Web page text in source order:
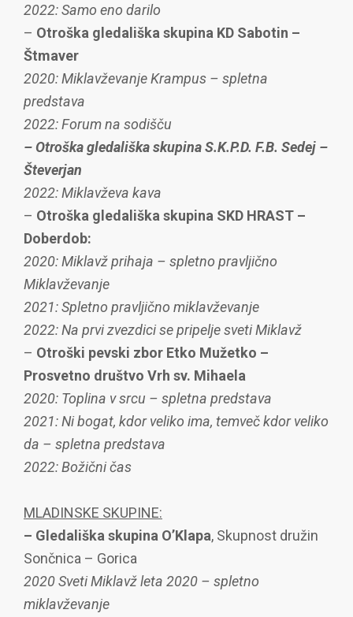
2022: Samo eno darilo
– Otroška gledališka skupina KD Sabotin –
Štmaver
2020: Miklavževanje Krampus – spletna
predstava
2022: Forum na sodišču
– Otroška gledališka skupina S.K.P.D. F.B. Sedej –
Števerjan
2022: Miklavževa kava
– Otroška gledališka skupina SKD HRAST –
Doberdob:
2020: Miklavž prihaja – spletno pravljično
Miklavževanje
2021: Spletno pravljično miklavževanje
2022: Na prvi zvezdici se pripelje sveti Miklavž
– Otroški pevski zbor Etko Mužetko –
Prosvetno društvo Vrh sv. Mihaela
2020: Toplina v srcu – spletna predstava
2021: Ni bogat, kdor veliko ima, temveč kdor veliko
da – spletna predstava
2022: Božični čas
MLADINSKE SKUPINE:
– Gledališka skupina O’Klapa, Skupnost družin
Sončnica – Gorica
2020 Sveti Miklavž leta 2020 – spletno
miklavževanje